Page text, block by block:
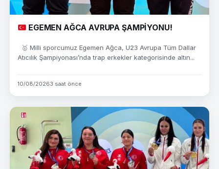
EGEMEN AĞCA AVRUPA ŞAMPİYONU!
🥇 Milli sporcumuz Egemen Ağca, U23 Avrupa Tüm Dallar
Atıcılık Şampiyonası’nda trap erkekler kategorisinde altın...
10/08/20263 saat önce